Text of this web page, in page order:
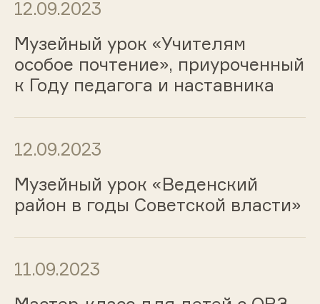
12.09.2023
Музейный урок «Учителям
особое почтение», приуроченный
к Году педагога и наставника
12.09.2023
Музейный урок «Веденский
район в годы Советской власти»
11.09.2023